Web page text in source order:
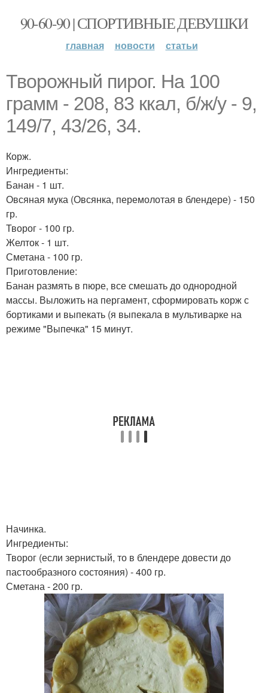
90-60-90 | СПОРТИВНЫЕ ДЕВУШКИ
главная новости статьи
Творожный пирог. На 100
грамм - 208, 83 ккал, б/ж/у - 9,
149/7, 43/26, 34.
Корж.
Ингредиенты:
Банан - 1 шт.
Овсяная мука (Овсянка, перемолотая в блендере) - 150
гр.
Творог - 100 гр.
Желток - 1 шт.
Сметана - 100 гр.
Приготовление:
Банан размять в пюре, все смешать до однородной
массы. Выложить на пергамент, сформировать корж с
бортиками и выпекать (я выпекала в мультиварке на
режиме "Выпечка" 15 минут.
Начинка.
Ингредиенты:
Творог (если зернистый, то в блендере довести до
пастообразного состояния) - 400 гр.
Сметана - 200 гр.